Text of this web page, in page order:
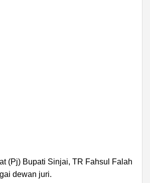
(Pj) Bupati Sinjai, TR Fahsul Falah
dewan juri.